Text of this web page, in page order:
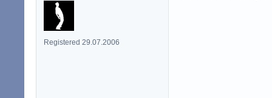
Registered 29.07.2006